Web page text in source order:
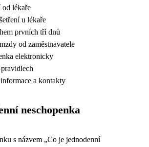
od lékaře
u lékaře
prvních tří dnů
od zaměstnavatele
elektronicky
a kontakty
neschopenka
s názvem „Co je jednodenní